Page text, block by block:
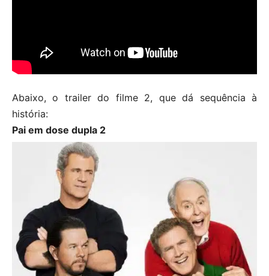
Abaixo, o trailer do filme 2, que dá sequência à
história:
Pai em dose dupla 2